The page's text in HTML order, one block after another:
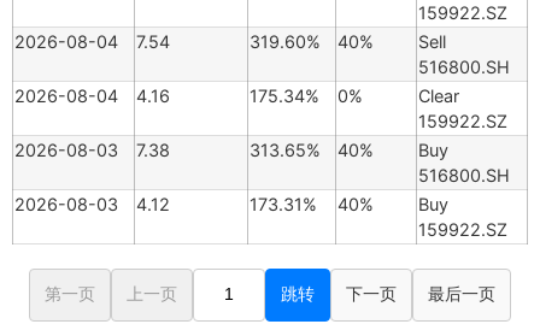
159922.SZ
2026-08-04
7.54 319.60% 40%
Sell
516800.SH
2026-08-04
4.16 175.34% 0%
Clear
159922.SZ
2026-08-03
7.38 313.65% 40%
Buy
516800.SH
2026-08-03
4.12 173.31% 40%
Buy
159922.SZ
第一页 上一页 跳转 下一页 最后一页